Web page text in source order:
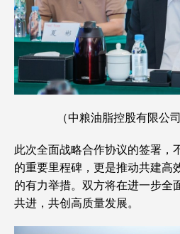
（中粮油脂控股有限公
此次全面战略合作协议的签署，
的重要里程碑，更是推动共建高
的有力举措。双方将在进一步全
共进，共创高质量发展。